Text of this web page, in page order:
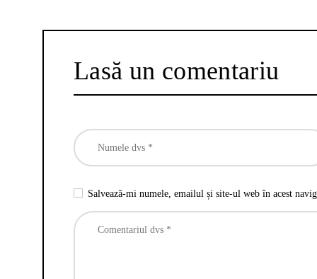
Lasă un comentariu
Salvează-mi numele, emailul și site-ul web în acest